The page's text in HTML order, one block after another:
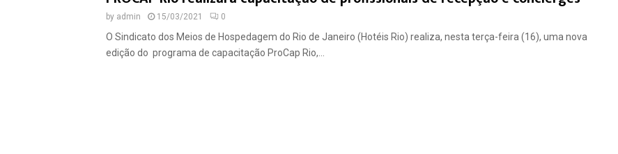
by admin 15/03/2021 0
O Sindicato dos Meios de Hospedagem do Rio de Janeiro (Hotéis Rio) realiza, nesta terça-feira (16), uma nova
edição do programa de capacitação ProCap Rio,...